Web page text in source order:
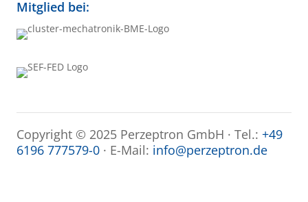
Mitglied bei:
Copyright © 2025 Perzeptron GmbH · Tel.: +49
6196 777579-0 · E-Mail: info@perzeptron.de